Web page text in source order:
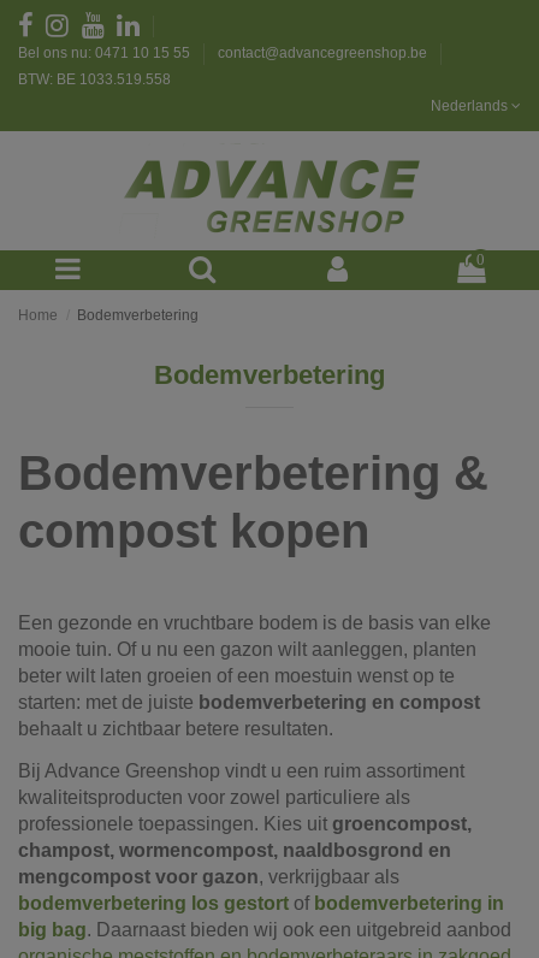
Bel ons nu: 0471 10 15 55
contact@advancegreenshop.be
BTW: BE 1033.519.558
Nederlands
0
Home Bodemverbetering
Bodemverbetering
Bodemverbetering &
compost kopen
Een gezonde en vruchtbare bodem is de basis van elke
mooie tuin. Of u nu een gazon wilt aanleggen, planten
beter wilt laten groeien of een moestuin wenst op te
starten: met de juiste bodemverbetering en compost
behaalt u zichtbaar betere resultaten.
Bij Advance Greenshop vindt u een ruim assortiment
kwaliteitsproducten voor zowel particuliere als
professionele toepassingen. Kies uit groencompost,
champost, wormencompost, naaldbosgrond en
mengcompost voor gazon, verkrijgbaar als
bodemverbetering los gestort of bodemverbetering in
big bag. Daarnaast bieden wij ook een uitgebreid aanbod